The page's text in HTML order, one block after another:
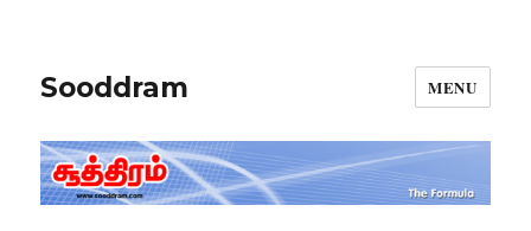
Sooddram MENU